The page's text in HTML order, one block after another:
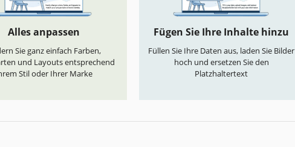
Alles anpassen
Sie ganz einfach Farben,
und Layouts entsprechend
Stil oder Ihrer Marke
Fügen Sie Ihre Inhalte hinzu
Füllen Sie Ihre Daten aus, laden Sie Bilder
hoch und ersetzen Sie den
Platzhaltertext